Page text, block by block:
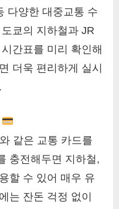
다양한 대중교통 수
쿄의 지하철과 JR
간표를 미리 확인해
더욱 편리하게 실시
같은 교통 카드를
충전해두면 지하철,
할 수 있어 매우 유
는 잔돈 걱정 없이